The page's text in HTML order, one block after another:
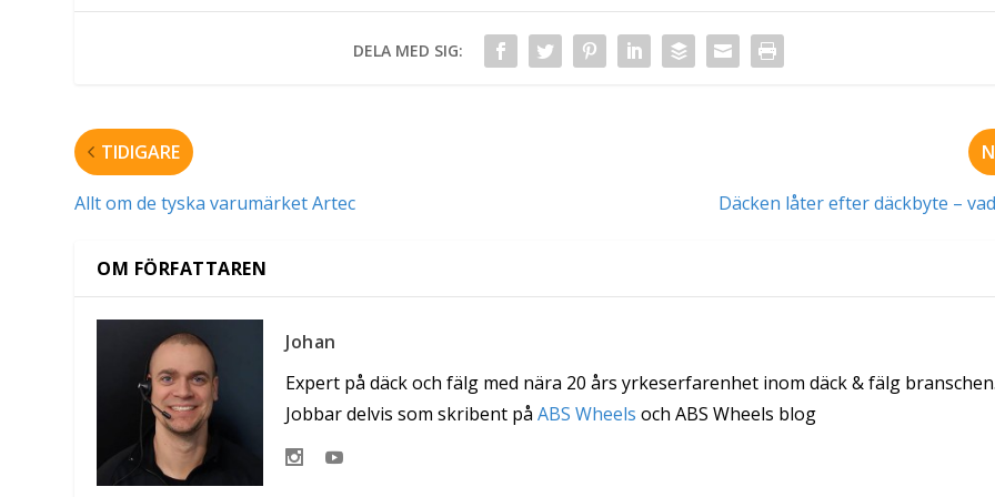
DELA MED SIG:
TIDIGARE
Allt om de tyska varumärket Artec Däcken låter efter däckbyte –
OM FÖRFATTAREN
Johan
Expert på däck och fälg med nära 20 års yrkeserfarenhet inom däck & fälg branschen.
Jobbar delvis som skribent påABS Wheels och ABS Wheels blog